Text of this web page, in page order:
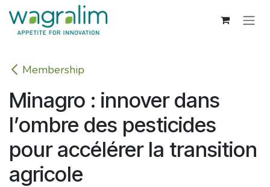
Se rendre au contenu
Membership
Minagro : innover dans
l’ombre des pesticides
pour accélérer la transition
agricole